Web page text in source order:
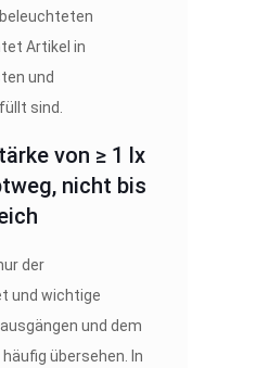
von ≥ 1 lx
nicht bis
der
und wichtige
und dem
übersehen. In